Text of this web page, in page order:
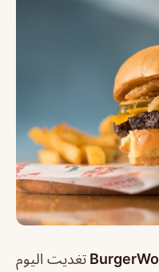
تغديت اليوم